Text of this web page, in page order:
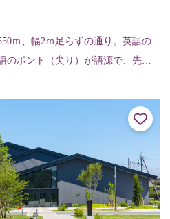
ｍ、幅2ｍ足らずの通り。英語の
のポント（尖り）が語源で、先の